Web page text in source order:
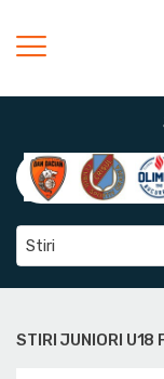
Stiri
STIRI JUNIORI U18